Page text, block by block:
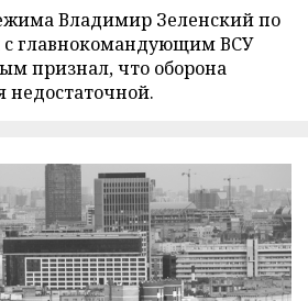
Владимир Зеленский по
с главнокомандующим ВСУ
признал, что оборона
недостаточной.